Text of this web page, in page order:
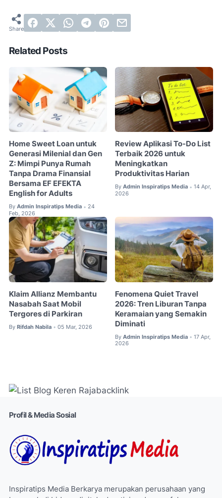
Related Posts
Home Sweet Loan untuk
Generasi Milenial dan Gen
Z: Mimpi Punya Rumah
Tanpa Drama Finansial
Bersama EF EFEKTA
English for Adults
By Admin Inspiratips Media • 24
Feb, 2026
Review Aplikasi To-Do List
Terbaik 2026 untuk
Meningkatkan
Produktivitas Harian
By Admin Inspiratips Media • 14 Apr,
2026
Klaim Allianz Membantu
Nasabah Saat Mobil
Tergores di Parkiran
By Rifdah Nabila • 05 Mar, 2026
Fenomena Quiet Travel
2026: Tren Liburan Tanpa
Keramaian yang Semakin
Diminati
By Admin Inspiratips Media • 17 Apr,
2026
Profil & Media Sosial
Inspiratips Media Berkarya merupakan perusahaan yang